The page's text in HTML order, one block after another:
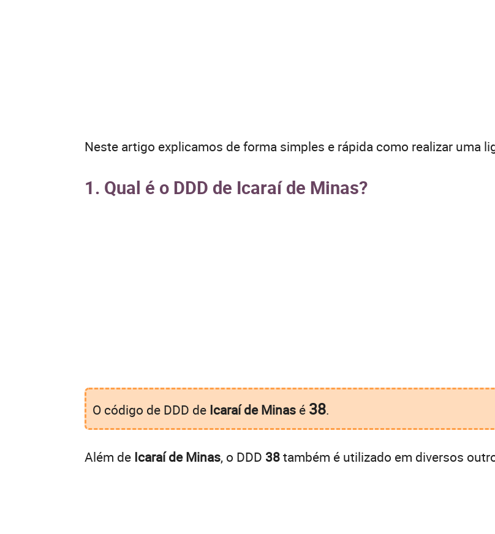
Neste artigo explicamos de forma simples e rápida como realizar uma
1. Qual é o DDD de Icaraí de Minas?
O código de DDD de Icaraí de Minas é 38.
Além de Icaraí de Minas, o DDD 38também é utilizado em diversos